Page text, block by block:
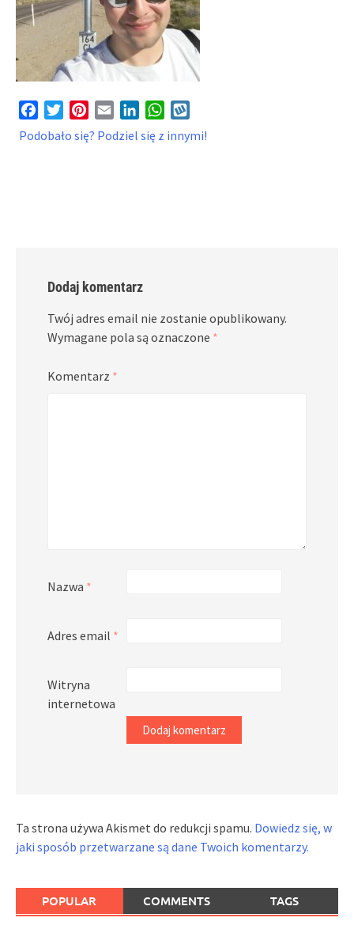
FacebookTwitterPinterest
Email LinkedInWhatsApp
Podobało się? Podziel się z innymi!
Dodaj komentarz
Twój adres email nie zostanie opublikowany.
Wymagane pola są oznaczone *
Komentarz *
Nazwa *
Adres email *
Witryna
internetowa
Ta strona używa Akismet do redukcji spamu. Dowiedz się, w
jaki sposób przetwarzane są dane Twoich komentarzy.
POPULAR COMMENTS TAGS